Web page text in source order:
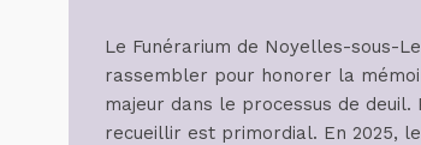
Le Funérarium de Noyelles-sous-
rassembler pour honorer la
majeur dans le processus de
recueillir est primordial. En 2025,